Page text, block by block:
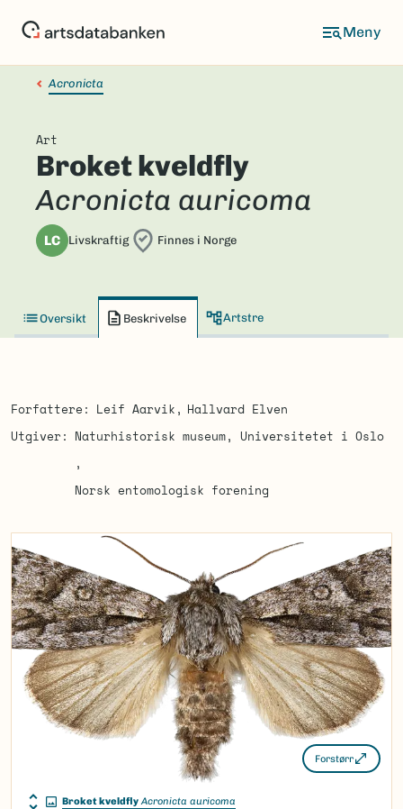
Acronicta
Art
Broket kveldfly
Acronicta auricoma
LC Livskraftig Finnes i Norge
Oversikt Beskrivelse Artstre
Forfattere Leif Aarvik
Hallvard Elven
Utgiver
Naturhistorisk museum, Universitetet i Oslo
Norsk entomologisk forening
Forstørr
Broket kveldfly Acronicta auricoma